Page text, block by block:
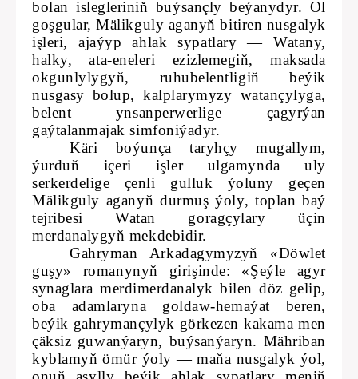
bolan islegleriniň buýsançly beýanydyr. Ol
goşgular, Mälikguly aganyň bitiren nusgalyk
işleri, ajaýyp ahlak sypatlary — Watany,
halky, ata-eneleri ezizlemegiň, maksada
okgunlylygyň, ruhubelentligiň beýik
nusgasy bolup, kalplarymyzy watançylyga,
belent ynsanperwerlige çagyrýan
gaýtalanmajak simfoniýadyr.
Käri boýunça taryhçy mugallym,
ýurduň içeri işler ulgamynda uly
serkerdelige çenli gulluk ýoluny geçen
Mälikguly aganyň durmuş ýoly, toplan baý
tejribesi Watan goragçylary üçin
merdanalygyň mekdebidir.
Gahryman Arkadagymyzyň «Döwlet
guşy» romanynyň girişinde: «Şeýle agyr
synaglara merdimerdanalyk bilen döz gelip,
oba adamlaryna goldaw-hemaýat beren,
beýik gahrymançylyk görkezen kakama men
çäksiz guwanýaryn, buýsanýaryn. Mähriban
kyblamyň ömür ýoly — maňa nusgalyk ýol,